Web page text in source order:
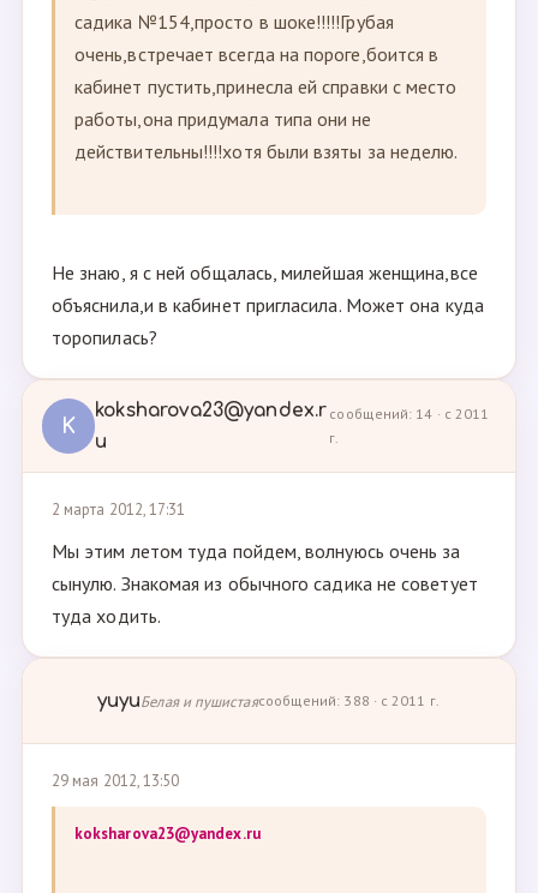
садика №154,просто в шоке!!!!!Грубая
очень,встречает всегда на пороге,боится в
кабинет пустить,принесла ей справки с место
работы,она придумала типа они не
действительны!!!!хотя были взяты за неделю.
Не знаю, я с ней общалась, милейшая женщина,все
объяснила,и в кабинет пригласила. Может она куда
торопилась?
K
koksharova23@yandex.r
u
сообщений: 14 · с 2011
г.
2 марта 2012, 17:31
Мы этим летом туда пойдем, волнуюсь очень за
сынулю. Знакомая из обычного садика не советует
туда ходить.
yuyuБелая и пушистаясообщений: 388 · с 2011 г.
29 мая 2012, 13:50
koksharova23@yandex.ru